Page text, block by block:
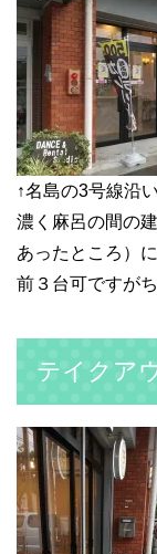
↑名島の3号線沿
濃く麻呂の間の
あったところ）
前３台可ですが
テイクア